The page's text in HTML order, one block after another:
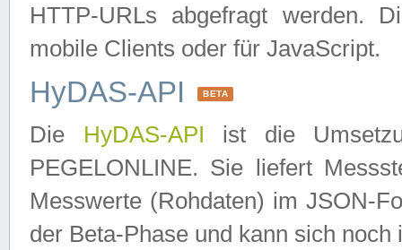
HTTP-URLs abgefragt werden.
mobile Clients oder für JavaScript.
HyDAS-API BETA
Die HyDAS-API ist die
PEGELONLINE. Sie liefert
Messwerte (Rohdaten) im JSON-
der Beta-Phase und kann sich noch